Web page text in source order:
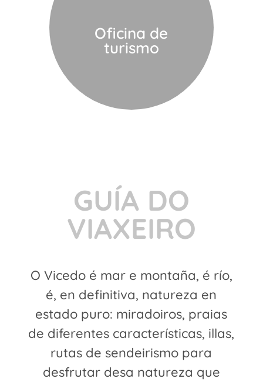
Oficina de
turismo
GUÍA DO
VIAXEIRO
O Vicedo é mar e montaña, é río,
é, en definitiva, natureza en
estado puro: miradoiros, praias
de diferentes características, illas,
rutas de sendeirismo para
desfrutar desa natureza que